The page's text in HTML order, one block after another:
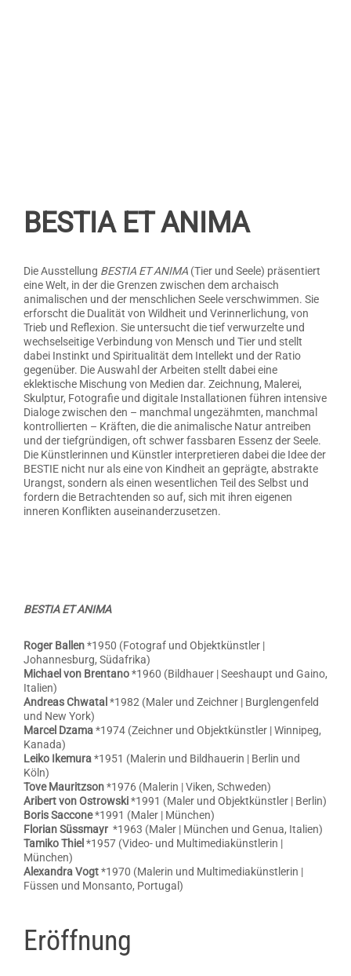
BESTIA ET ANIMA
Die Ausstellung BESTIA ET ANIMA (Tier und Seele) präsentiert
eine Welt, in der die Grenzen zwischen dem archaisch
animalischen und der menschlichen Seele verschwimmen. Sie
erforscht die Dualität von Wildheit und Verinnerlichung, von
Trieb und Reflexion. Sie untersucht die tief verwurzelte und
wechselseitige Verbindung von Mensch und Tier und stellt
dabei Instinkt und Spiritualität dem Intellekt und der Ratio
gegenüber. Die Auswahl der Arbeiten stellt dabei eine
eklektische Mischung von Medien dar. Zeichnung, Malerei,
Skulptur, Fotografie und digitale Installationen führen intensive
Dialoge zwischen den – manchmal ungezähmten, manchmal
kontrollierten – Kräften, die die animalische Natur antreiben
und der tiefgründigen, oft schwer fassbaren Essenz der Seele.
Die Künstlerinnen und Künstler interpretieren dabei die Idee der
BESTIE nicht nur als eine von Kindheit an geprägte, abstrakte
Urangst, sondern als einen wesentlichen Teil des Selbst und
fordern die Betrachtenden so auf, sich mit ihren eigenen
inneren Konflikten auseinanderzusetzen.
BESTIA ET ANIMA
Roger Ballen*1950 (Fotograf und Objektkünstler |
Johannesburg, Südafrika)
Michael von Brentano*1960 (Bildhauer | Seeshaupt und Gaino,
Italien)
Andreas Chwatal *1982 (Maler und Zeichner | Burglengenfeld
und New York)
Marcel Dzama*1974 (Zeichner und Objektkünstler | Winnipeg,
Kanada)
Leiko Ikemura*1951 (Malerin und Bildhauerin | Berlin und
Köln)
Tove Mauritzson*1976 (Malerin | Viken, Schweden)
Aribert von Ostrowski*1991 (Maler und Objektkünstler | Berlin)
Boris Saccone*1991 (Maler | München)
Florian Süssmayr *1963 (Maler | München und Genua, Italien)
Tamiko Thiel *1957 (Video- und Multimediakünstlerin |
München)
Alexandra Vogt*1970 (Malerin und Multimediakünstlerin |
Füssen und Monsanto, Portugal)
Eröffnung